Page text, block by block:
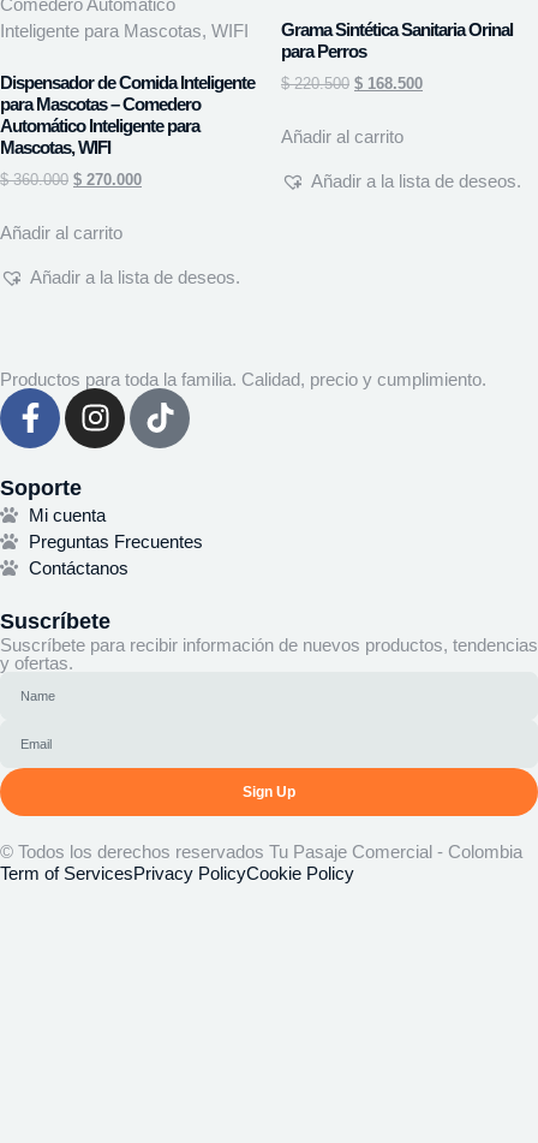
Dispensador de Comida Inteligente
para Mascotas – Comedero
Automático Inteligente para
Mascotas, WIFI
$360.000 $ 270.000
Añadir al carrito
Añadir a la lista de deseos.
Grama Sintética Sanitaria Orinal
para Perros
$220.500 $ 168.500
Añadir al carrito
Añadir a la lista de deseos.
Productos para toda la familia. Calidad, precio y cumplimiento.
Soporte
Mi cuenta
Preguntas Frecuentes
Contáctanos
Suscríbete
Suscríbete para recibir información de nuevos productos, tendencias
y ofertas.
Sign Up
© Todos los derechos reservados Tu Pasaje Comercial - Colombia
Term of ServicesPrivacy PolicyCookie Policy